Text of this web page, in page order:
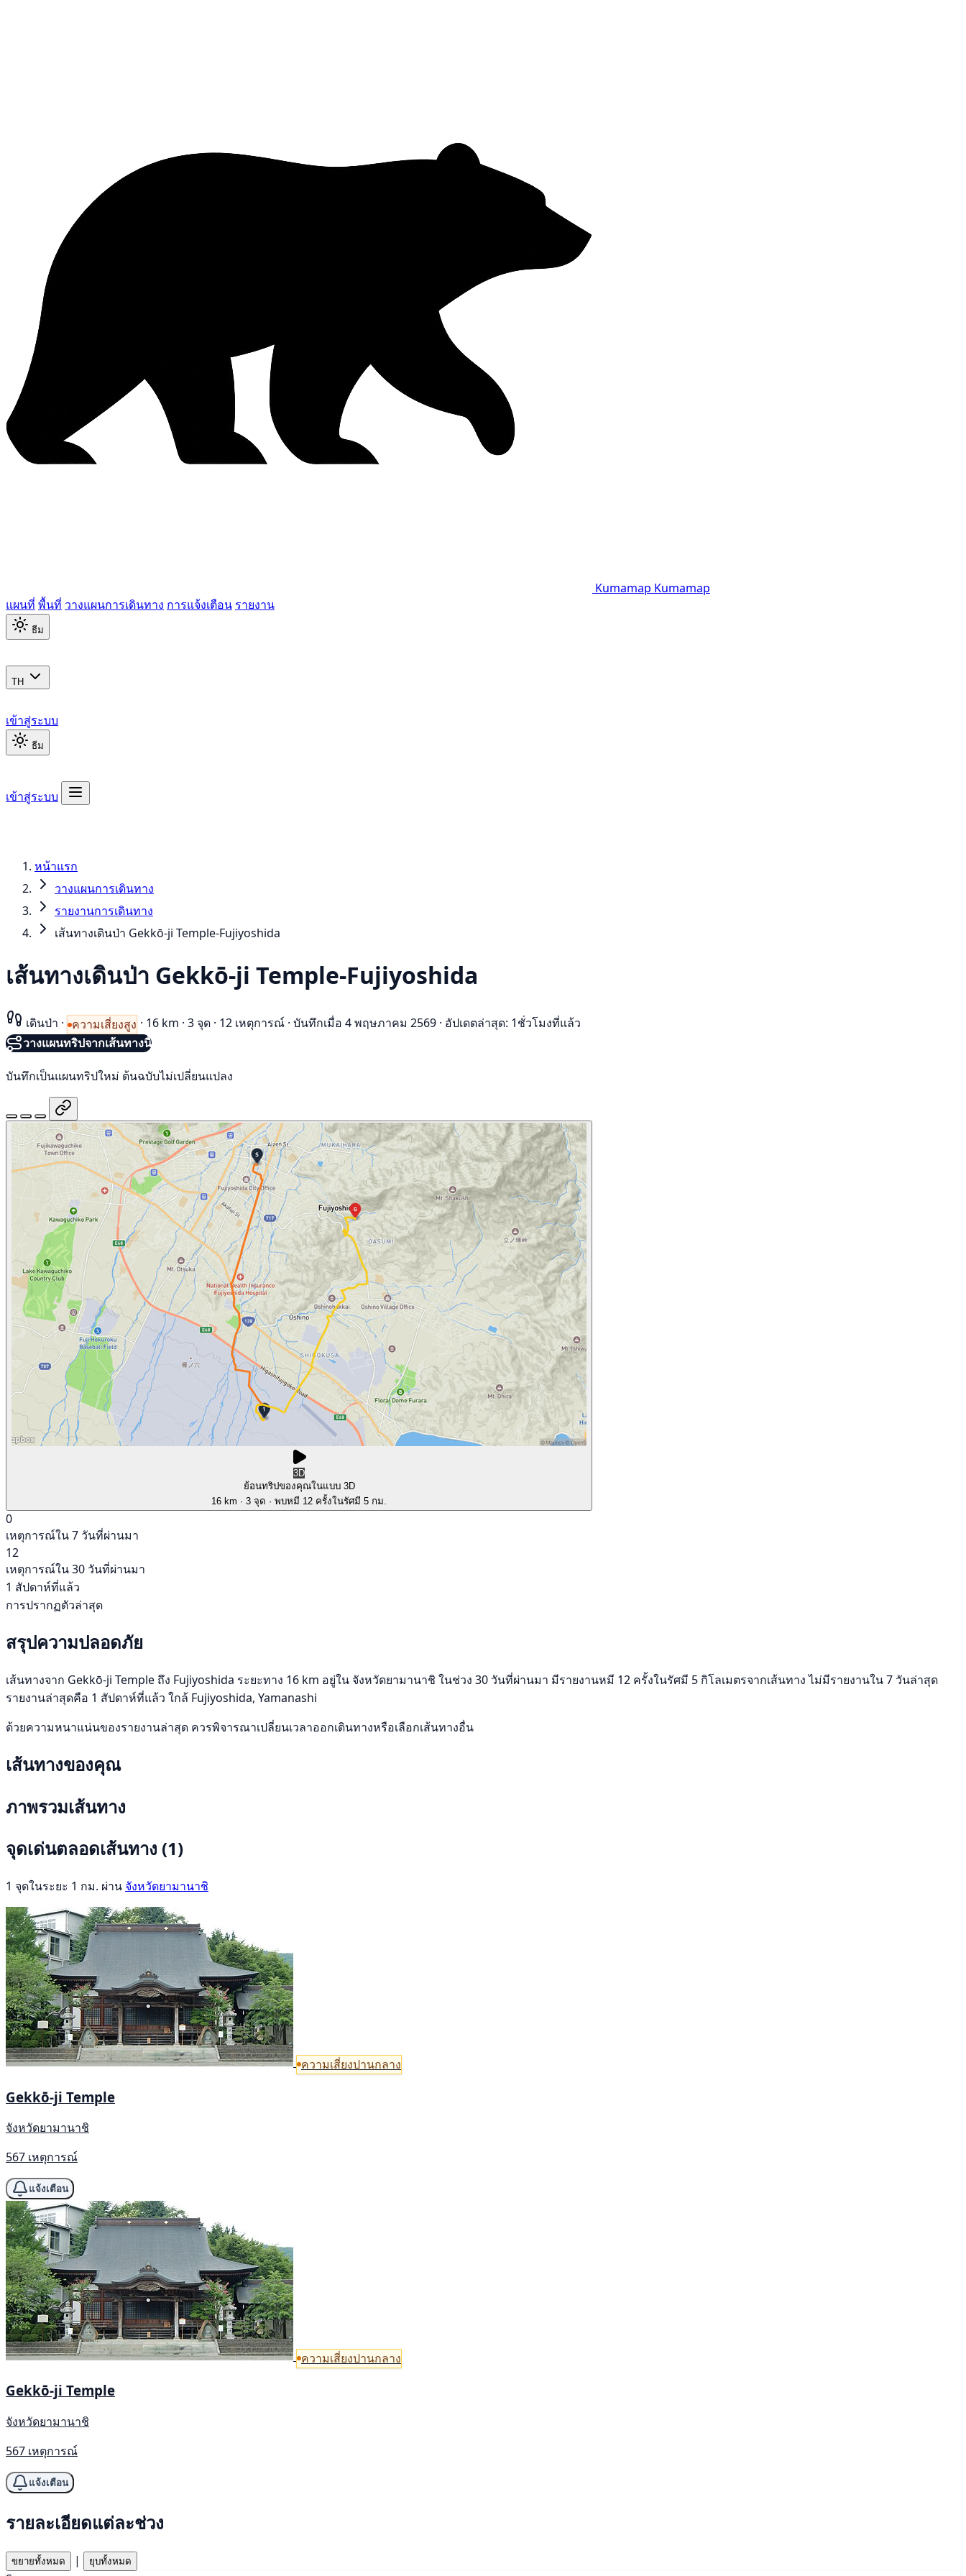
Kumamap Kumamap
แผนที่ พื้นที่ วางแผนการเดินทาง การแจ้งเตือน รายงาน
ธีม
TH
เข้าสู่ระบบ
ธีม
เข้าสู่ระบบ
หน้าแรก
วางแผนการเดินทาง
รายงานการเดินทาง
เส้นทางเดินป่า Gekkō-ji Temple-Fujiyoshida
เส้นทางเดินป่า Gekkō-ji Temple-Fujiyoshida
เดินป่า · ความเสี่ยงสูง · 16 km · 3 จุด · 12 เหตุการณ์ · บันทึกเมื่อ 4 พฤษภาคม 2569 · อัปเดตล่าสุด: 1ชั่วโมงที่แล้ว
วางแผนทริปจากเส้นทางนี้
บันทึกเป็นแผนทริปใหม่ ต้นฉบับไม่เปลี่ยนแปลง
3D
ย้อนทริปของคุณในแบบ 3D
16 km · 3 จุด · พบหมี 12 ครั้งในรัศมี 5 กม.
0
เหตุการณ์ใน 7 วันที่ผ่านมา
12
เหตุการณ์ใน 30 วันที่ผ่านมา
1 สัปดาห์ที่แล้ว
การปรากฏตัวล่าสุด
สรุปความปลอดภัย
เส้นทางจาก Gekkō-ji Temple ถึง Fujiyoshida ระยะทาง 16 km อยู่ใน จังหวัดยามานาชิ ในช่วง 30 วันที่ผ่านมา มีรายงานหมี 12 ครั้งในรัศมี 5 กิโลเมตรจากเส้นทาง ไม่มีรายงานใน 7 วันล่าสุด
รายงานล่าสุดคือ 1 สัปดาห์ที่แล้ว ใกล้ Fujiyoshida, Yamanashi
ด้วยความหนาแน่นของรายงานล่าสุด ควรพิจารณาเปลี่ยนเวลาออกเดินทางหรือเลือกเส้นทางอื่น
เส้นทางของคุณ
ภาพรวมเส้นทาง
จุดเด่นตลอดเส้นทาง (1)
1 จุดในระยะ 1 กม. ผ่าน จังหวัดยามานาชิ
ความเสี่ยงปานกลาง
Gekkō-ji Temple
จังหวัดยามานาชิ
567 เหตุการณ์
แจ้งเตือน
ความเสี่ยงปานกลาง
Gekkō-ji Temple
จังหวัดยามานาชิ
567 เหตุการณ์
แจ้งเตือน
รายละเอียดแต่ละช่วง
ขยายทั้งหมด | ยุบทั้งหมด